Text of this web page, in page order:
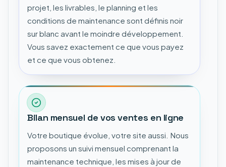
projet, les livrables, le planning et les
conditions de maintenance sont définis noir
sur blanc avant le moindre développement.
Vous savez exactement ce que vous payez
et ce que vous obtenez.
Bilan mensuel de vos ventes en ligne
Votre boutique évolue, votre site aussi. Nous
proposons un suivi mensuel comprenant la
maintenance technique, les mises à jour de